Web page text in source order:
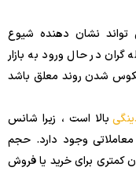
نشان دهنده شیوع
در حال ورود به بازار
شدن روند معلق باشد
بالا است ، زیرا شانس
وجود دارد. حجم
کمتری برای خرید یا فروش